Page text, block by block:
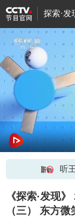
探索·发
听
《探索·发现
（三） 东方微